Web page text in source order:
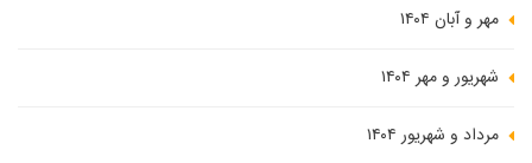
مهر و آبان ۱۴۰۴
شهریور و مهر ۱۴۰۴
مرداد و شهریور ۱۴۰۴